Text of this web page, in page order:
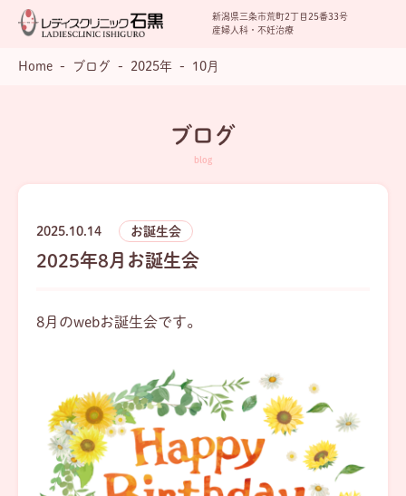
新潟県三条市荒町2丁目25番33号
産婦人科・不妊治療
Home ブログ 2025年 10月
ブログ
2025.10.14 お誕生会
2025年8月お誕生会
8月のwebお誕生会です。